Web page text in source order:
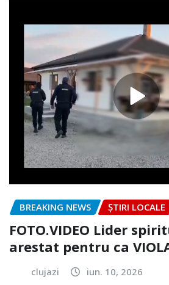
BREAKING NEWS ȘTIRI LOCALE
FOTO.VIDEO Lider
arestat pentru ca
clujazi iun. 10, 2026